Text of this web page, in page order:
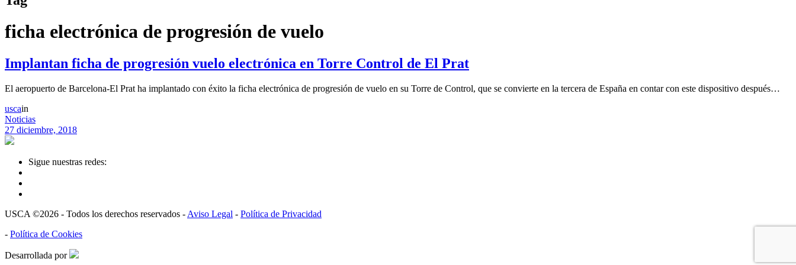
ficha electrónica de progresión de vuelo
Implantan ficha de progresión vuelo electrónica en Torre Control de El Prat
El aeropuerto de Barcelona-El Prat ha implantado con éxito la ficha electrónica de progresión de vuelo en su Torre de Control, que se convierte en la tercera de España en contar con este dispositivo después…
uscain
Noticias
27 diciembre, 2018
Sigue nuestras redes:
USCA ©2026 - Todos los derechos reservados - Aviso Legal - Política de Privacidad
- Política de Cookies
Desarrollada por